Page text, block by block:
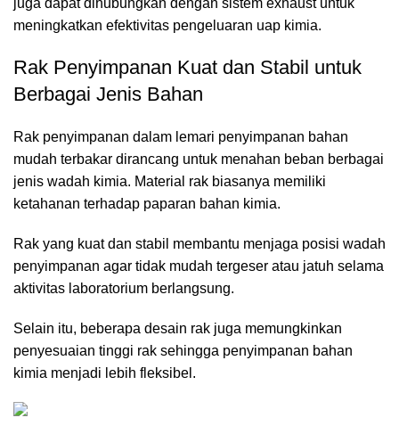
juga dapat dihubungkan dengan sistem exhaust untuk
meningkatkan efektivitas pengeluaran uap kimia.
Rak Penyimpanan Kuat dan Stabil untuk
Berbagai Jenis Bahan
Rak penyimpanan dalam lemari penyimpanan bahan
mudah terbakar dirancang untuk menahan beban berbagai
jenis wadah kimia. Material rak biasanya memiliki
ketahanan terhadap paparan bahan kimia.
Rak yang kuat dan stabil membantu menjaga posisi wadah
penyimpanan agar tidak mudah tergeser atau jatuh selama
aktivitas laboratorium berlangsung.
Selain itu, beberapa desain rak juga memungkinkan
penyesuaian tinggi rak sehingga penyimpanan bahan
kimia menjadi lebih fleksibel.